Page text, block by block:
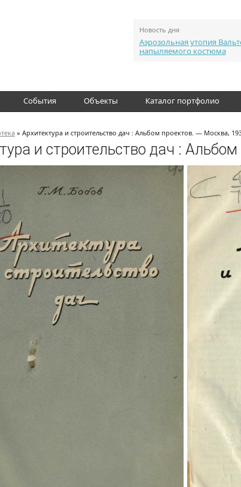
Новость дня
Аэрозольная утопия
напыляемого костюма
События Объекты Каталог портфолио
» Архитектура и строительство дач : Альбом проектов. — Москва,
и строительство дач :